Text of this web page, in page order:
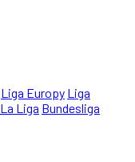
Liga Europy Liga
La Liga Bundesliga